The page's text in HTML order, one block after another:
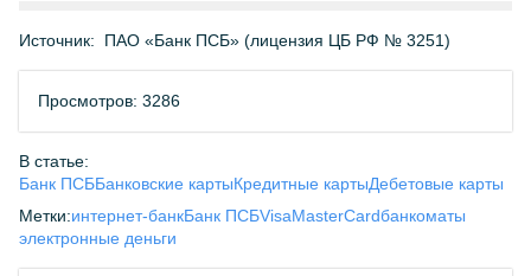
Источник: ПАО «Банк ПСБ» (лицензия ЦБ РФ № 3251)
Просмотров: 3286
В статье:
Банк ПСББанковские картыКредитные картыДебетовые карты
Метки:интернет-банкБанк ПСБVisaMasterCardбанкоматы
электронные деньги